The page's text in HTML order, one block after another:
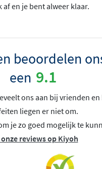
en je bent alweer klaar.
beoordelen
een 9.1
ons aan bij vrienden
liegen er niet om.
je zo goed mogelijk te
onze reviews op Kiyoh